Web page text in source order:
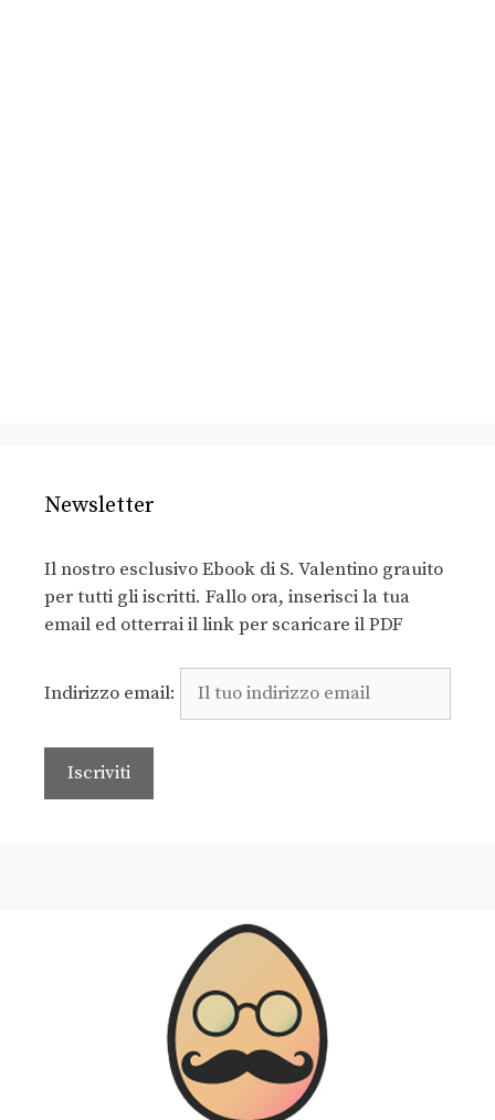
Newsletter
Il nostro esclusivo Ebook di S. Valentino grauito
per tutti gli iscritti. Fallo ora, inserisci la tua
email ed otterrai il link per scaricare il PDF
Indirizzo email: